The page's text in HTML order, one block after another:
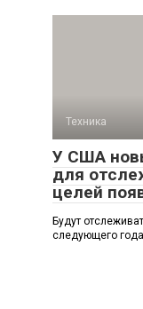
Техника
У США
для
целей
Будут
следующего